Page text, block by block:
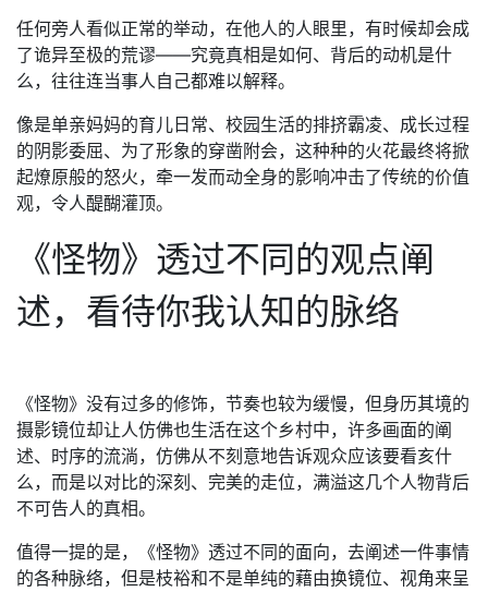
任何旁人看似正常的举动，在他人的人眼里，有时候却会成
了诡异至极的荒谬——究竟真相是如何、背后的动机是什
么，往往连当事人自己都难以解释。
像是单亲妈妈的育儿日常、校园生活的排挤霸凌、成长过程
的阴影委屈、为了形象的穿凿附会，这种种的火花最终将掀
起燎原般的怒火，牵一发而动全身的影响冲击了传统的价值
观，令人醍醐灌顶。
《怪物》透过不同的观点阐
述，看待你我认知的脉络
《怪物》没有过多的修饰，节奏也较为缓慢，但身历其境的
摄影镜位却让人仿佛也生活在这个乡村中，许多画面的阐
述、时序的流淌，仿佛从不刻意地告诉观众应该要看亥什
么，而是以对比的深刻、完美的走位，满溢这几个人物背后
不可告人的真相。
值得一提的是，《怪物》透过不同的面向，去阐述一件事情
的各种脉络，但是枝裕和不是单纯的藉由换镜位、视角来呈